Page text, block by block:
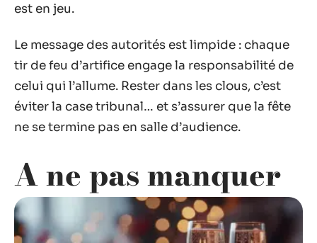
est en jeu.
Le message des autorités est limpide : chaque
tir de feu d’artifice engage la responsabilité de
celui qui l’allume. Rester dans les clous, c’est
éviter la case tribunal… et s’assurer que la fête
ne se termine pas en salle d’audience.
A ne pas manquer